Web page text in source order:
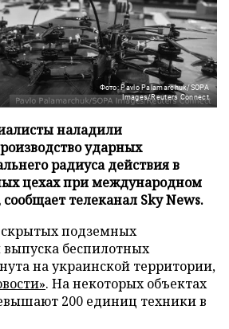
Фото: Pavlo Palamarchuk/SOPA
Images/Reuters Connect
наладили
ударных
радиуса действия в
цехах при международном
телеканал Sky News.
подземных
беспилотных
на украинской территории,
. На некоторых объектах
200 единиц техники в